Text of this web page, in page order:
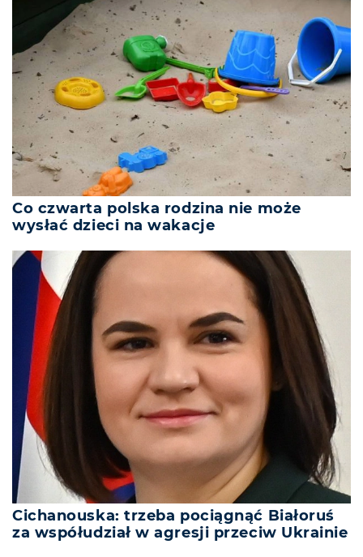
Co czwarta polska rodzina nie może
wysłać dzieci na wakacje
Cichanouska: trzeba pociągnąć Białoruś
za współudział w agresji przeciw Ukrainie